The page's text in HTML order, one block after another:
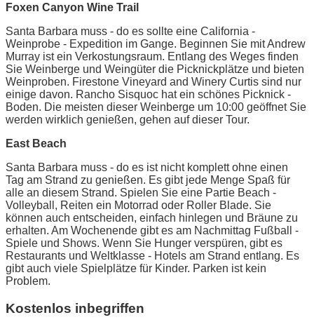
Foxen Canyon Wine Trail
Santa Barbara muss - do es sollte eine California -
Weinprobe - Expedition im Gange. Beginnen Sie mit Andrew
Murray ist ein Verkostungsraum. Entlang des Weges finden
Sie Weinberge und Weingüter die Picknickplätze und bieten
Weinproben. Firestone Vineyard and Winery Curtis sind nur
einige davon. Rancho Sisquoc hat ein schönes Picknick -
Boden. Die meisten dieser Weinberge um 10:00 geöffnet Sie
werden wirklich genießen, gehen auf dieser Tour.
East Beach
Santa Barbara muss - do es ist nicht komplett ohne einen
Tag am Strand zu genießen. Es gibt jede Menge Spaß für
alle an diesem Strand. Spielen Sie eine Partie Beach -
Volleyball, Reiten ein Motorrad oder Roller Blade. Sie
können auch entscheiden, einfach hinlegen und Bräune zu
erhalten. Am Wochenende gibt es am Nachmittag Fußball -
Spiele und Shows. Wenn Sie Hunger verspüren, gibt es
Restaurants und Weltklasse - Hotels am Strand entlang. Es
gibt auch viele Spielplätze für Kinder. Parken ist kein
Problem.
Kostenlos inbegriffen